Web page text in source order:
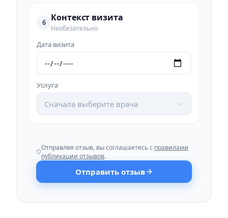
6 Контекст визита
Необязательно
Дата визита
Услуга
Сначала выберите врача
Отправляя отзыв, вы соглашаетесь с правилами
публикации отзывов.
Отправить отзыв